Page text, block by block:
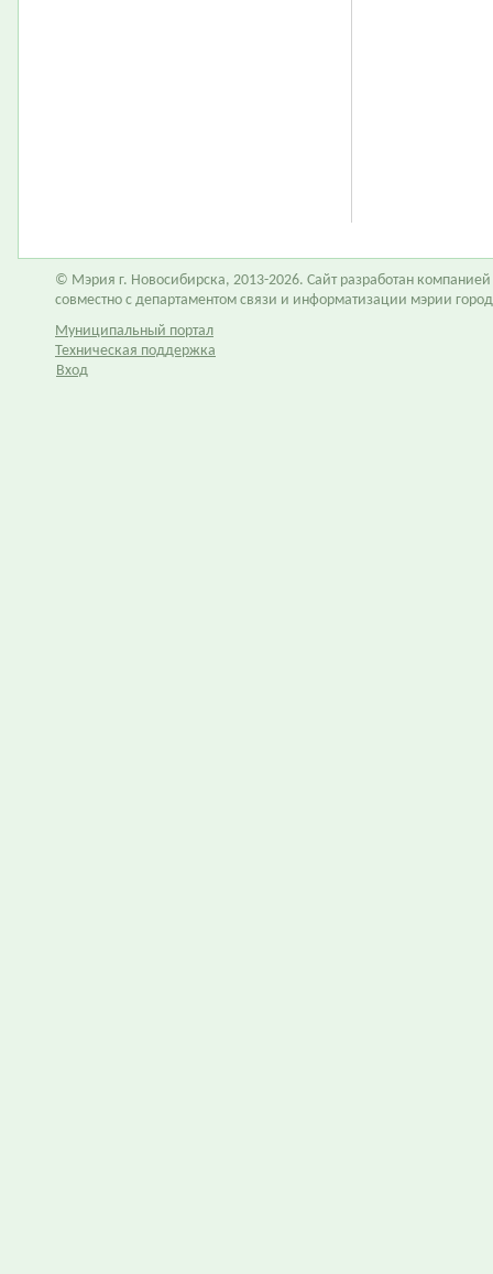
© Мэрия г. Новосибирска, 2013-2026. Сайт разработан компанией
совместно с департаментом связи и информатизации мэрии
Муниципальный портал
Техническая поддержка
Вход